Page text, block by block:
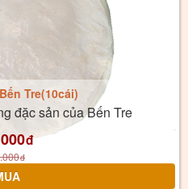
Tre(10cái)
đặc sản của Bến Tre
đ
đ